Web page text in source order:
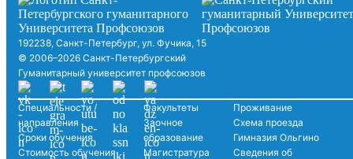
192238, Санкт-Петербург, ул. Фучика, 15
© 2006–2026 Санкт-Петербургский
Гуманитарный университет профсоюзов
Специальности /
направления
Сроки обучения
Стоимость обучения
Факультеты
Заочное
образование
Магистратура
Проживание
Схема проезда
Гимназия Ольгино
Сведения об